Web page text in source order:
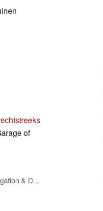
of
ANTHBOT M9 Robotic Lawnmower, New Genie with NRTK Navigation & Dual Camera, 1000 m², Cutting Height via App, Automatic Mapping, AI Obstacle Avoidance, Lawn Robot with 45% Incline